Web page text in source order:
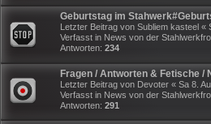
Geburtstag im
Letzter Beitrag von Subliem kasteel «
Verfasst in News von der
Antworten: 234
Fragen / Antworten & Fetische /
Letzter Beitrag von Devoter « Sa 8.
Verfasst in News von der
Antworten: 291